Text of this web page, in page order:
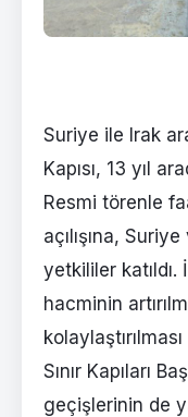
Suriye ile Irak
Kapısı, 13 yıl
Resmi törenle
açılışına,
yetkililer
hacminin
Sınır Kapıları
geçişlerinin de